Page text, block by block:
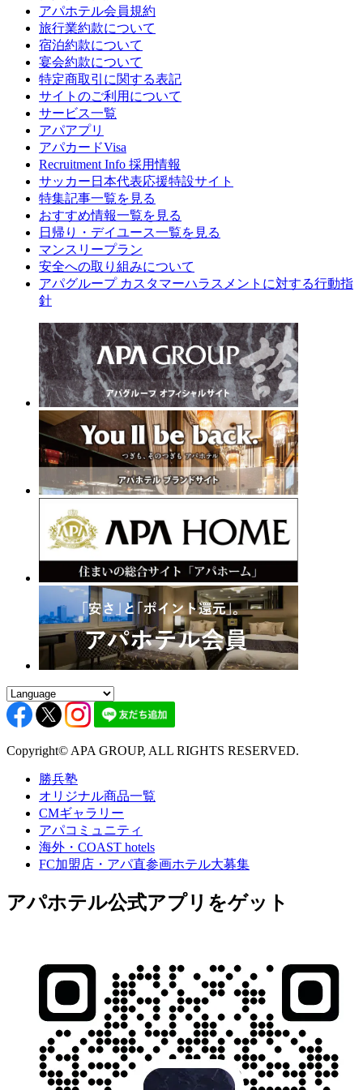
アパホテル会員規約
旅行業約款について
宿泊約款について
宴会約款について
特定商取引に関する表記
サイトのご利用について
サービス一覧
アパアプリ
アパカードVisa
Recruitment Info 採用情報
サッカー日本代表応援特設サイト
特集記事一覧を見る
おすすめ情報一覧を見る
日帰り・デイユース一覧を見る
マンスリープラン
安全への取り組みについて
アパグループ カスタマーハラスメントに対する行動指
針
Copyright© APA GROUP, ALL RIGHTS RESERVED.
勝兵塾
オリジナル商品一覧
CMギャラリー
アパコミュニティ
海外・COAST hotels
FC加盟店・アパ直参画ホテル大募集
アパホテル公式アプリをゲット